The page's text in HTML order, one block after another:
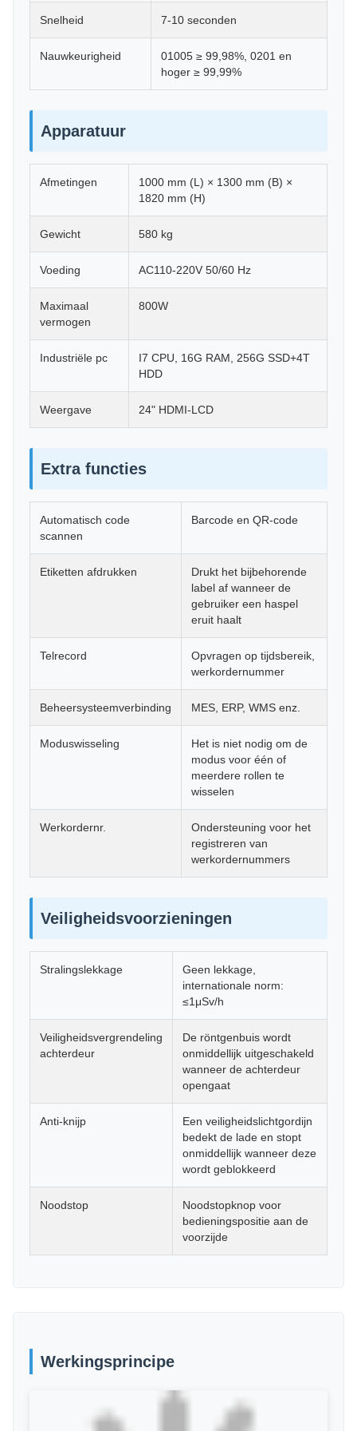
Snelheid 7-10 seconden
Nauwkeurigheid
01005 ≥ 99,98%, 0201 en
hoger ≥ 99,99%
Apparatuur
Afmetingen
1000 mm (L) × 1300 mm (B) ×
1820 mm (H)
Gewicht 580 kg
Voeding AC110-220V 50/60 Hz
Maximaal
vermogen
800W
Industriële pc
I7 CPU, 16G RAM, 256G SSD+4T
HDD
Weergave 24" HDMI-LCD
Extra functies
Automatisch code
scannen
Barcode en QR-code
Etiketten afdrukken
Drukt het bijbehorende
label af wanneer de
gebruiker een haspel
eruit haalt
Telrecord
Opvragen op tijdsbereik,
werkordernummer
Beheersysteemverbinding MES, ERP, WMS enz.
Moduswisseling
Het is niet nodig om de
modus voor één of
meerdere rollen te
wisselen
Werkordernr.
Ondersteuning voor het
registreren van
werkordernummers
Veiligheidsvoorzieningen
Stralingslekkage
Geen lekkage,
internationale norm:
≤1μSv/h
Veiligheidsvergrendeling
achterdeur
De röntgenbuis wordt
onmiddellijk uitgeschakeld
wanneer de achterdeur
opengaat
Anti-knijp
Een veiligheidslichtgordijn
bedekt de lade en stopt
onmiddellijk wanneer deze
wordt geblokkeerd
Noodstop
Noodstopknop voor
bedieningspositie aan de
voorzijde
Werkingsprincipe